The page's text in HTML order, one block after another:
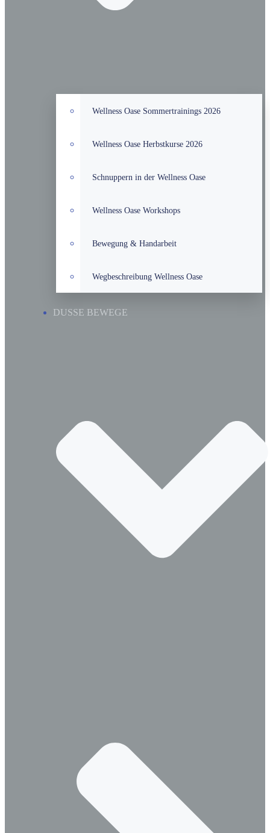
Wellness Oase Sommertrainings 2026
Wellness Oase Herbstkurse 2026
Schnuppern in der Wellness Oase
Wellness Oase Workshops
Bewegung & Handarbeit
Wegbeschreibung Wellness Oase
DUSSE BEWEGE